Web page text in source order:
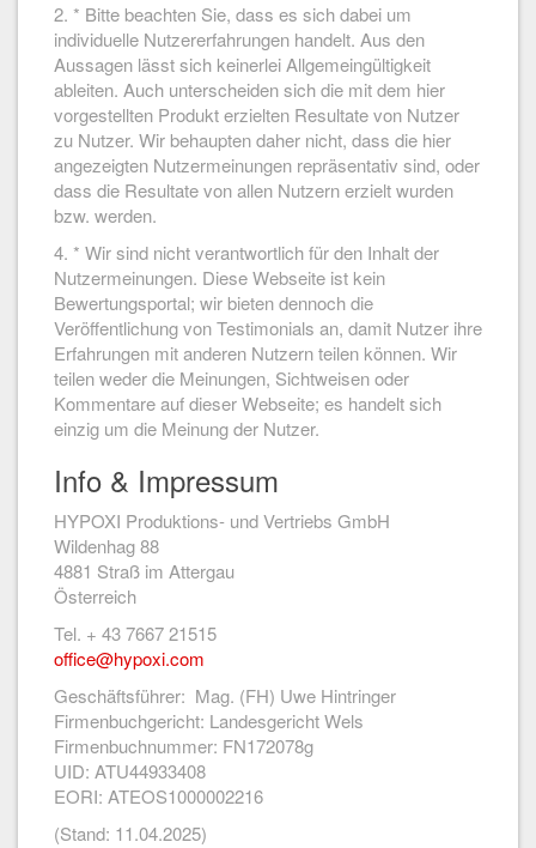
2. * Bitte beachten Sie, dass es sich dabei um
individuelle Nutzererfahrungen handelt. Aus den
Aussagen lässt sich keinerlei Allgemeingültigkeit
ableiten. Auch unterscheiden sich die mit dem hier
vorgestellten Produkt erzielten Resultate von Nutzer
zu Nutzer. Wir behaupten daher nicht, dass die hier
angezeigten Nutzermeinungen repräsentativ sind, oder
dass die Resultate von allen Nutzern erzielt wurden
bzw. werden.
4. * Wir sind nicht verantwortlich für den Inhalt der
Nutzermeinungen. Diese Webseite ist kein
Bewertungsportal; wir bieten dennoch die
Veröffentlichung von Testimonials an, damit Nutzer ihre
Erfahrungen mit anderen Nutzern teilen können. Wir
teilen weder die Meinungen, Sichtweisen oder
Kommentare auf dieser Webseite; es handelt sich
einzig um die Meinung der Nutzer.
Info & Impressum
HYPOXI Produktions- und Vertriebs GmbH
Wildenhag 88
4881 Straß im Attergau
Österreich
Tel. + 43 7667 21515
office@hypoxi.com
Geschäftsführer: Mag. (FH) Uwe Hintringer
Firmenbuchgericht: Landesgericht Wels
Firmenbuchnummer: FN172078g
UID: ATU44933408
EORI: ATEOS1000002216
(Stand: 11.04.2025)